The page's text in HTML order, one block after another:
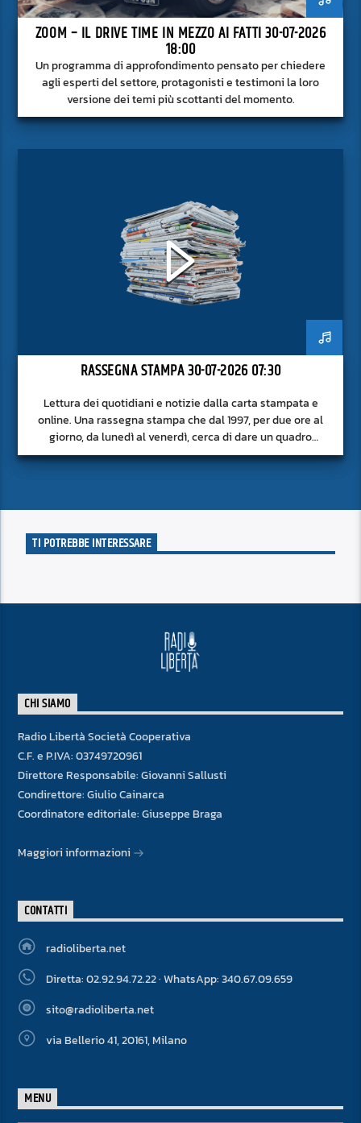
ZOOM – IL DRIVE TIME IN MEZZO AI FATTI 30-07-2026
18:00
Un programma di approfondimento pensato per chiedere
agli esperti del settore, protagonisti e testimoni la loro
versione dei temi più scottanti del momento.
RASSEGNA STAMPA 30-07-2026 07:30
Lettura dei quotidiani e notizie dalla carta stampata e
online. Una rassegna stampa che dal 1997, per due ore al
giorno, da lunedì al venerdì, cerca di dare un quadro
approfondito delle notizie del giorno, senza fermarsi alla
TI POTREBBE INTERESSARE
CHI SIAMO
Radio Libertà Società Cooperativa
C.F. e P.IVA: 03749720961
Direttore Responsabile: Giovanni Sallusti
Condirettore: Giulio Cainarca
Coordinatore editoriale: Giuseppe Braga
Maggiori informazioni
CONTATTI
radioliberta.net
Diretta: 02.92.94.72.22 · WhatsApp: 340.67.09.659
sito@radioliberta.net
via Bellerio 41, 20161, Milano
MENU